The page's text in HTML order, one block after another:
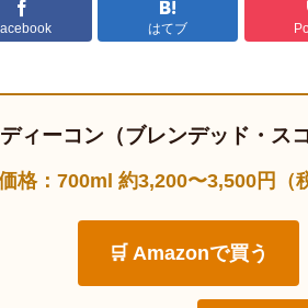
はてブ
ィーコン（ブレンデッド・スコ
格：700ml 約3,200〜3,500円（
🛒 Amazonで買う